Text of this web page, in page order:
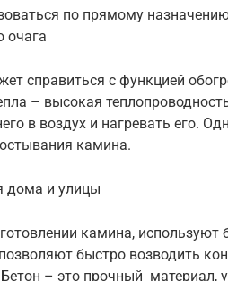
по прямому
очага
справиться с функцией
– высокая
в воздух и нагревать его.
камина.
дома и улицы
камина, используют
быстро возводить
– это прочный материал,